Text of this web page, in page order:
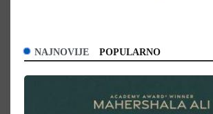
NAJNOVIJE POPULARNO